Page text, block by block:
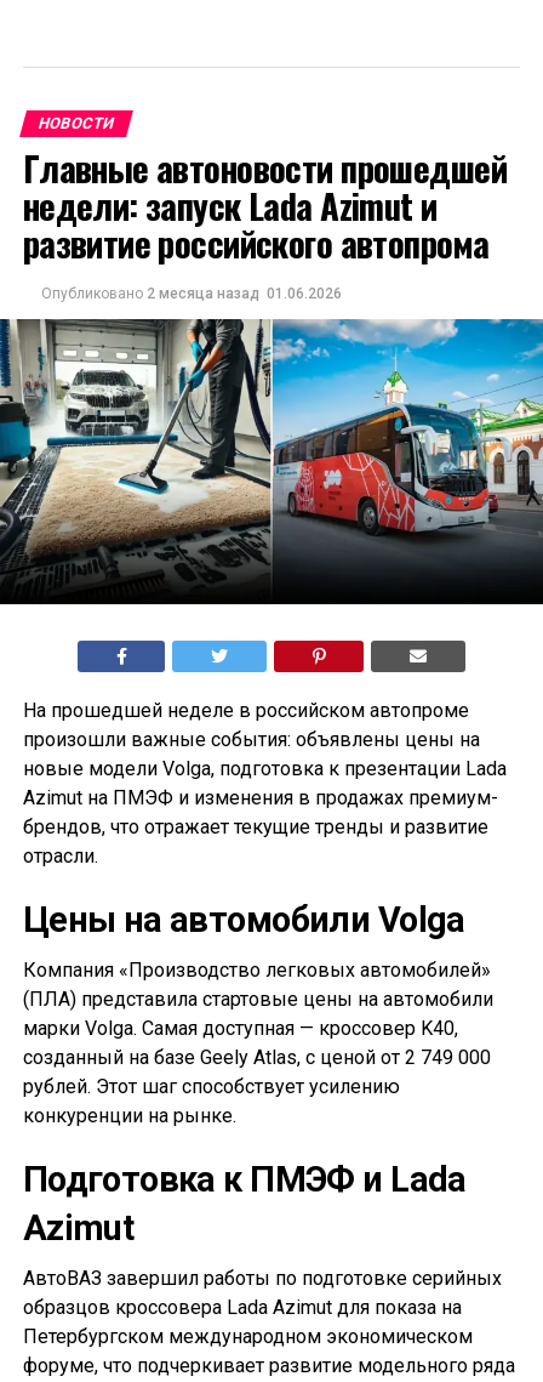
НОВОСТИ
Главные автоновости прошедшей
недели: запуск Lada Azimut и
развитие российского автопрома
Опубликовано 2 месяца назад 01.06.2026
На прошедшей неделе в российском автопроме
произошли важные события: объявлены цены на
новые модели Volga, подготовка к презентации Lada
Azimut на ПМЭФ и изменения в продажах премиум-
брендов, что отражает текущие тренды и развитие
отрасли.
Цены на автомобили Volga
Компания «Производство легковых автомобилей»
(ПЛА) представила стартовые цены на автомобили
марки Volga. Самая доступная — кроссовер K40,
созданный на базе Geely Atlas, с ценой от 2 749 000
рублей. Этот шаг способствует усилению
конкуренции на рынке.
Подготовка к ПМЭФ и Lada
Azimut
АвтоВАЗ завершил работы по подготовке серийных
образцов кроссовера Lada Azimut для показа на
Петербургском международном экономическом
форуме, что подчеркивает развитие модельного ряда